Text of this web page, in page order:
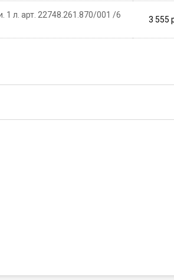
1 л. арт. 22748.261.870/001 /6
3 555